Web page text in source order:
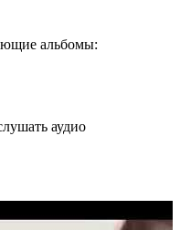
альбомы:
аудио